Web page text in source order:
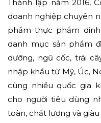
Thành lập năm 2016,
doanh nghiệp chuyên
phẩm thực phẩm
danh mục sản phẩm
dưỡng, ngũ cốc, trái
nhập khẩu từ Mỹ, Úc,
cùng nhiều quốc gia
cho người tiêu dùng
toàn, chất lượng và